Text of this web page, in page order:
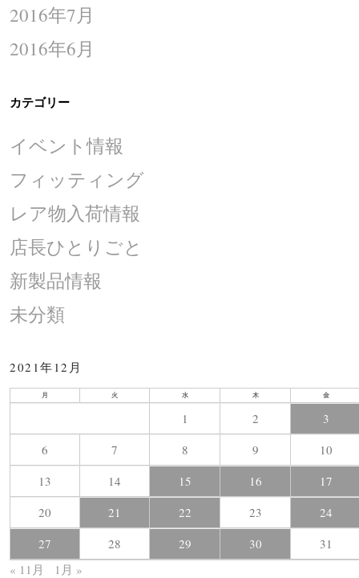
2016年7月
2016年6月
カテゴリー
イベント情報
フィッティング
レア物入荷情報
店長ひとりごと
新製品情報
未分類
2021年12月
月 火 水 木 金
1 2
3
6
7 8 9
10
13
14 15 16
17
20
21 22 23
24
27
28 29 30
31
« 11月
1月 »